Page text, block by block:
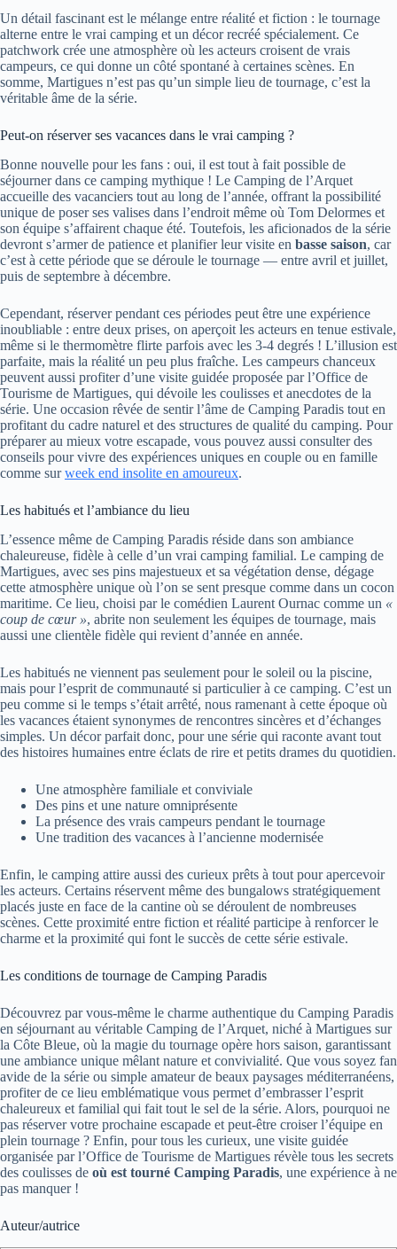
Un détail fascinant est le mélange entre réalité et fiction : le tournage
alterne entre le vrai camping et un décor recréé spécialement. Ce
patchwork crée une atmosphère où les acteurs croisent de vrais
campeurs, ce qui donne un côté spontané à certaines scènes. En
somme, Martigues n’est pas qu’un simple lieu de tournage, c’est la
véritable âme de la série.
Peut-on réserver ses vacances dans le vrai camping ?
Bonne nouvelle pour les fans : oui, il est tout à fait possible de
séjourner dans ce camping mythique ! Le Camping de l’Arquet
accueille des vacanciers tout au long de l’année, offrant la possibilité
unique de poser ses valises dans l’endroit même où Tom Delormes et
son équipe s’affairent chaque été. Toutefois, les aficionados de la série
devront s’armer de patience et planifier leur visite en basse saison, car
c’est à cette période que se déroule le tournage — entre avril et juillet,
puis de septembre à décembre.
Cependant, réserver pendant ces périodes peut être une expérience
inoubliable : entre deux prises, on aperçoit les acteurs en tenue estivale,
même si le thermomètre flirte parfois avec les 3-4 degrés ! L’illusion est
parfaite, mais la réalité un peu plus fraîche. Les campeurs chanceux
peuvent aussi profiter d’une visite guidée proposée par l’Office de
Tourisme de Martigues, qui dévoile les coulisses et anecdotes de la
série. Une occasion rêvée de sentir l’âme de Camping Paradis tout en
profitant du cadre naturel et des structures de qualité du camping. Pour
préparer au mieux votre escapade, vous pouvez aussi consulter des
conseils pour vivre des expériences uniques en couple ou en famille
comme surweek end insolite en amoureux.
Les habitués et l’ambiance du lieu
L’essence même de Camping Paradis réside dans son ambiance
chaleureuse, fidèle à celle d’un vrai camping familial. Le camping de
Martigues, avec ses pins majestueux et sa végétation dense, dégage
cette atmosphère unique où l’on se sent presque comme dans un cocon
maritime. Ce lieu, choisi par le comédien Laurent Ournac comme un «
coup de cœur », abrite non seulement les équipes de tournage, mais
aussi une clientèle fidèle qui revient d’année en année.
Les habitués ne viennent pas seulement pour le soleil ou la piscine,
mais pour l’esprit de communauté si particulier à ce camping. C’est un
peu comme si le temps s’était arrêté, nous ramenant à cette époque où
les vacances étaient synonymes de rencontres sincères et d’échanges
simples. Un décor parfait donc, pour une série qui raconte avant tout
des histoires humaines entre éclats de rire et petits drames du quotidien.
Une atmosphère familiale et conviviale
Des pins et une nature omniprésente
La présence des vrais campeurs pendant le tournage
Une tradition des vacances à l’ancienne modernisée
Enfin, le camping attire aussi des curieux prêts à tout pour apercevoir
les acteurs. Certains réservent même des bungalows stratégiquement
placés juste en face de la cantine où se déroulent de nombreuses
scènes. Cette proximité entre fiction et réalité participe à renforcer le
charme et la proximité qui font le succès de cette série estivale.
Les conditions de tournage de Camping Paradis
Découvrez par vous-même le charme authentique du Camping Paradis
en séjournant au véritable Camping de l’Arquet, niché à Martigues sur
la Côte Bleue, où la magie du tournage opère hors saison, garantissant
une ambiance unique mêlant nature et convivialité. Que vous soyez fan
avide de la série ou simple amateur de beaux paysages méditerranéens,
profiter de ce lieu emblématique vous permet d’embrasser l’esprit
chaleureux et familial qui fait tout le sel de la série. Alors, pourquoi ne
pas réserver votre prochaine escapade et peut-être croiser l’équipe en
plein tournage ? Enfin, pour tous les curieux, une visite guidée
organisée par l’Office de Tourisme de Martigues révèle tous les secrets
des coulisses de où est tourné Camping Paradis, une expérience à ne
pas manquer !
Auteur/autrice